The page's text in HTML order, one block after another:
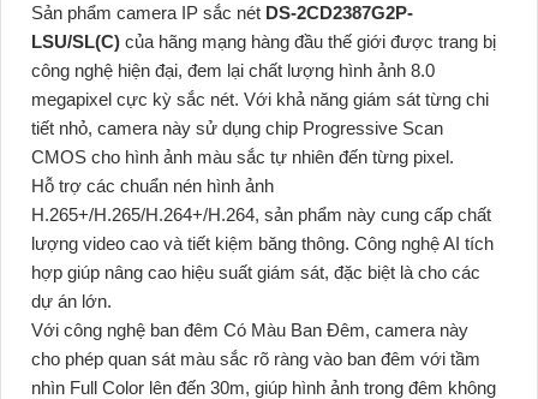
Sản phẩm camera IP sắc nét DS-2CD2387G2P-
LSU/SL(C) của hãng mạng hàng đầu thế giới được trang bị
công nghệ hiện đại, đem lại chất lượng hình ảnh 8.0
megapixel cực kỳ sắc nét. Với khả năng giám sát từng chi
tiết nhỏ, camera này sử dụng chip Progressive Scan
CMOS cho hình ảnh màu sắc tự nhiên đến từng pixel.
Hỗ trợ các chuẩn nén hình ảnh
H.265+/H.265/H.264+/H.264, sản phẩm này cung cấp chất
lượng video cao và tiết kiệm băng thông. Công nghệ AI tích
hợp giúp nâng cao hiệu suất giám sát, đặc biệt là cho các
dự án lớn.
Với công nghệ ban đêm Có Màu Ban Đêm, camera này
cho phép quan sát màu sắc rõ ràng vào ban đêm với tầm
nhìn Full Color lên đến 30m, giúp hình ảnh trong đêm không